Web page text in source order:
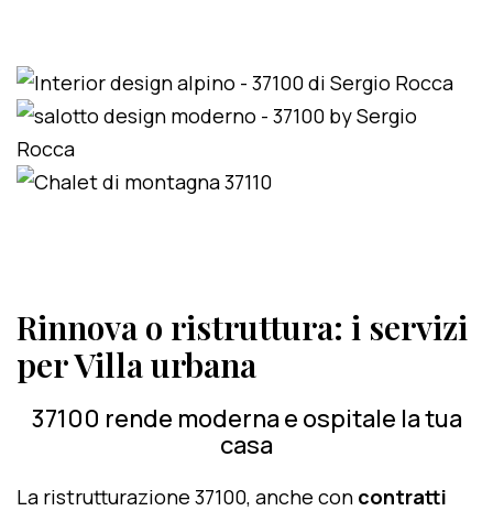
Rinnova o ristruttura: i servizi
per Villa urbana
37100 rende moderna e ospitale la tua
casa
La ristrutturazione 37100, anche con contratti